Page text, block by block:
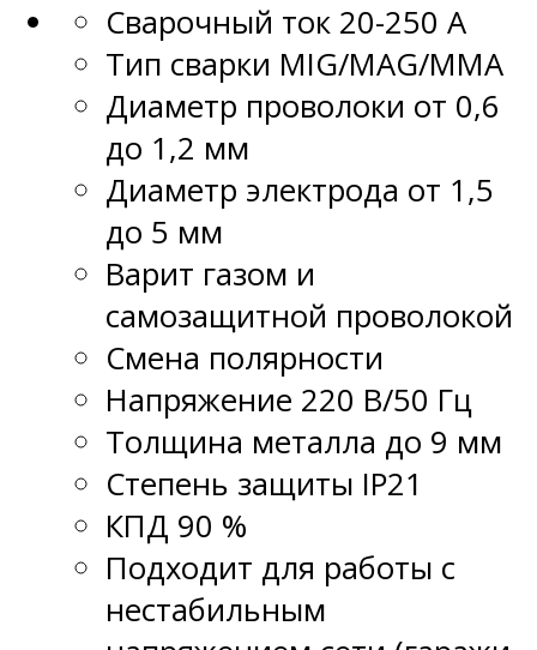
Сварочный ток 20-250 А
Тип сварки MIG/MAG/MMA
Диаметр проволоки от 0,6
до 1,2 мм
Диаметр электрода от 1,5
до 5 мм
Варит газом и
самозащитной проволокой
Смена полярности
Напряжение 220 В/50 Гц
Толщина металла до 9 мм
Степень защиты IP21
КПД 90 %
Подходит для работы с
нестабильным